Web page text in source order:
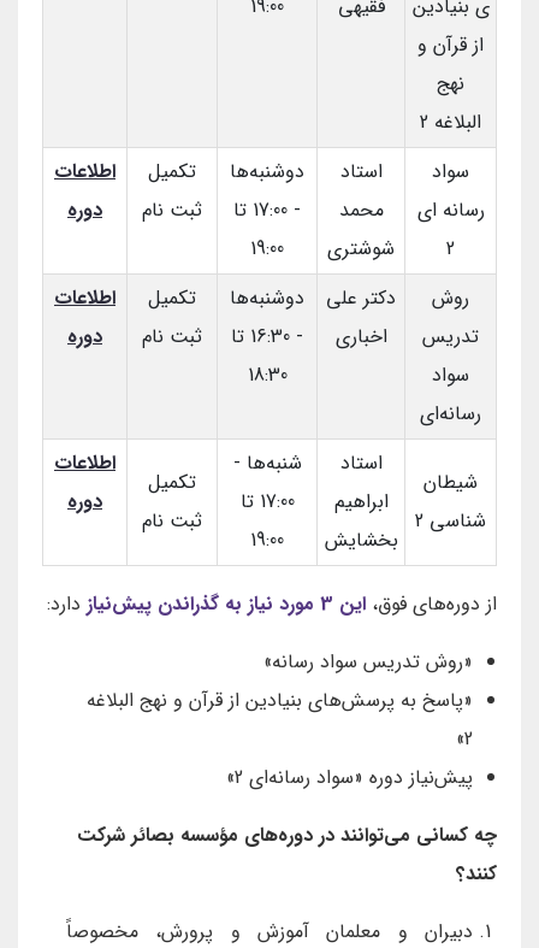
ی بنیادین
از قرآن و
نهج
البلاغه 2
فقیهی
19:00
سواد
رسانه ای
2
استاد
محمد
شوشتری
دوشنبه‌ها
- 17:00 تا
19:00
تکمیل
ثبت نام
اطلاعات
دوره
روش
تدریس
سواد
رسانه‌ای
دکتر علی
اخباری
دوشنبه‌ها
- 16:30 تا
18:30
تکمیل
ثبت نام
اطلاعات
دوره
شیطان
شناسی 2
استاد
ابراهیم
بخشایش
شنبه‌ها -
17:00 تا
19:00
تکمیل
ثبت نام
اطلاعات
دوره
از دوره‌های فوق، این 3 مورد نیاز به گذراندن پیش‌نیاز
دارد:
«روش تدریس سواد رسانه»
«پاسخ به پرسش‌های بنیادین از قرآن و نهج البلاغه
2»
پیش‌نیاز دوره «سواد رسانه‌ای 2»
چه کسانی می‌توانند در دوره‌های مؤسسه بصائر شرکت
کنند؟
دبیران و معلمان آموزش و پرورش، مخصوصاً